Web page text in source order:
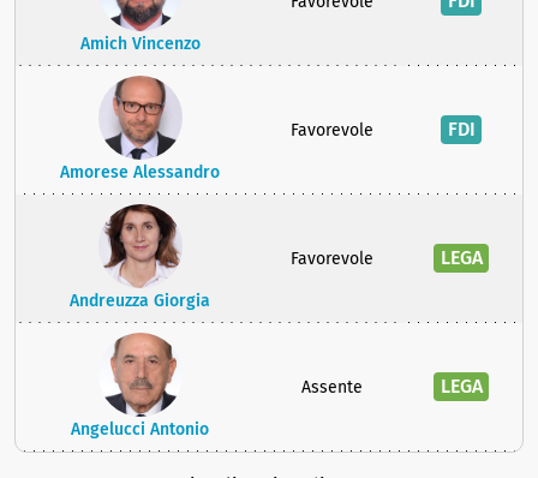
Amich Vincenzo
Amorese Alessandro
Favorevole FDI
Andreuzza Giorgia
Favorevole LEGA
Angelucci Antonio
Assente LEGA